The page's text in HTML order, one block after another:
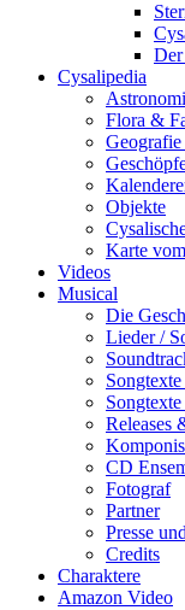
Cysalipedia
Flora &
Objekte
Karte
Videos
Musical
Die
Lieder /
Releases
CD
Fotograf
Partner
Presse
Credits
Charaktere
Amazon Video